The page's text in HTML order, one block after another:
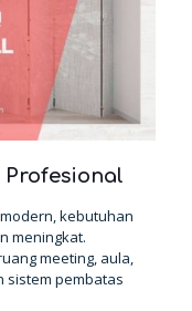
Profesional
kebutuhan
meningkat.
meeting, aula,
sistem pembatas